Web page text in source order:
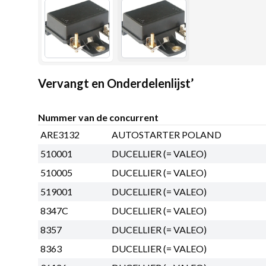
Vervangt en Onderdelenlijst’
Nummer van de concurrent
ARE3132
AUTOSTARTER POLAND
510001
DUCELLIER (= VALEO)
510005
DUCELLIER (= VALEO)
519001
DUCELLIER (= VALEO)
8347C
DUCELLIER (= VALEO)
8357
DUCELLIER (= VALEO)
8363
DUCELLIER (= VALEO)